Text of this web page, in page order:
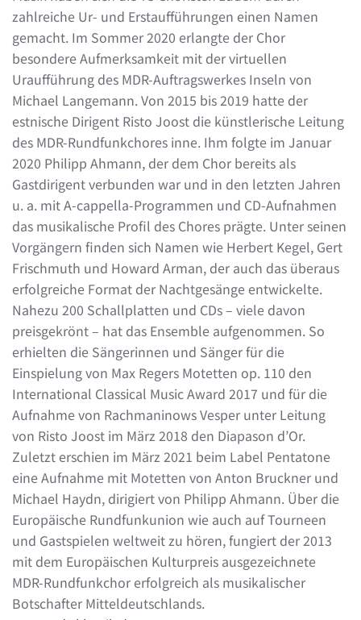
zahlreiche Ur- und Erstaufführungen einen Namen
gemacht. Im Sommer 2020 erlangte der Chor
besondere Aufmerksamkeit mit der virtuellen
Uraufführung des MDR-Auftragswerkes Inseln von
Michael Langemann. Von 2015 bis 2019 hatte der
estnische Dirigent Risto Joost die künstlerische Leitung
des MDR-Rundfunkchores inne. Ihm folgte im Januar
2020 Philipp Ahmann, der dem Chor bereits als
Gastdirigent verbunden war und in den letzten Jahren
u. a. mit A-cappella-Programmen und CD-Aufnahmen
das musikalische Profil des Chores prägte. Unter seinen
Vorgängern finden sich Namen wie Herbert Kegel, Gert
Frischmuth und Howard Arman, der auch das überaus
erfolgreiche Format der Nachtgesänge entwickelte.
Nahezu 200 Schallplatten und CDs – viele davon
preisgekrönt – hat das Ensemble aufgenommen. So
erhielten die Sängerinnen und Sänger für die
Einspielung von Max Regers Motetten op. 110 den
International Classical Music Award 2017 und für die
Aufnahme von Rachmaninows Vesper unter Leitung
von Risto Joost im März 2018 den Diapason d’Or.
Zuletzt erschien im März 2021 beim Label Pentatone
eine Aufnahme mit Motetten von Anton Bruckner und
Michael Haydn, dirigiert von Philipp Ahmann. Über die
Europäische Rundfunkunion wie auch auf Tourneen
und Gastspielen weltweit zu hören, fungiert der 2013
mit dem Europäischen Kulturpreis ausgezeichnete
MDR-Rundfunkchor erfolgreich als musikalischer
Botschafter Mitteldeutschlands.